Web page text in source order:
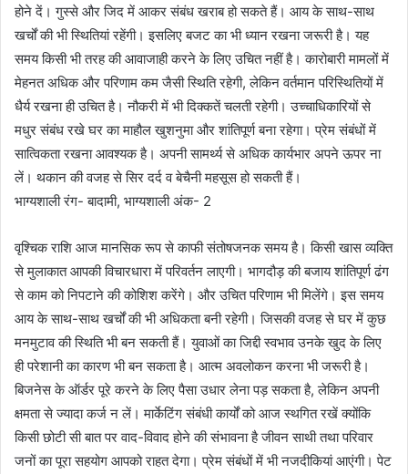
होने दें। गुस्से और जिद में आकर संबंध खराब हो सकते हैं। आय के साथ-साथ
खर्चों की भी स्थितियां रहेंगी। इसलिए बजट का भी ध्यान रखना जरूरी है। यह
समय किसी भी तरह की आवाजाही करने के लिए उचित नहीं है। कारोबारी मामलों में
मेहनत अधिक और परिणाम कम जैसी स्थिति रहेगी, लेकिन वर्तमान परिस्थितियों में
धैर्य रखना ही उचित है। नौकरी में भी दिक्कतें चलती रहेगी। उच्चाधिकारियों से
मधुर संबंध रखे घर का माहौल खुशनुमा और शांतिपूर्ण बना रहेगा। प्रेम संबंधों में
सात्विकता रखना आवश्यक है। अपनी सामर्थ्य से अधिक कार्यभार अपने ऊपर ना
लें। थकान की वजह से सिर दर्द व बेचैनी महसूस हो सकती हैं।
भाग्यशाली रंग- बादामी, भाग्यशाली अंक- 2
वृश्चिक राशि आज मानसिक रूप से काफी संतोषजनक समय है। किसी खास व्यक्ति
से मुलाकात आपकी विचारधारा में परिवर्तन लाएगी। भागदौड़ की बजाय शांतिपूर्ण ढंग
से काम को निपटाने की कोशिश करेंगे। और उचित परिणाम भी मिलेंगे। इस समय
आय के साथ-साथ खर्चों की भी अधिकता बनी रहेगी। जिसकी वजह से घर में कुछ
मनमुटाव की स्थिति भी बन सकती हैं। युवाओं का जिद्दी स्वभाव उनके खुद के लिए
ही परेशानी का कारण भी बन सकता है। आत्म अवलोकन करना भी जरूरी है।
बिजनेस के ऑर्डर पूरे करने के लिए पैसा उधार लेना पड़ सकता है, लेकिन अपनी
क्षमता से ज्यादा कर्ज न लें। मार्केटिंग संबंधी कार्यों को आज स्थगित रखें क्योंकि
किसी छोटी सी बात पर वाद-विवाद होने की संभावना है जीवन साथी तथा परिवार
जनों का पूरा सहयोग आपको राहत देगा। प्रेम संबंधों में भी नजदीकियां आएंगी। पेट